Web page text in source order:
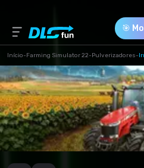
🎯
Início-Farming Simulator 22-Pulverizadores-
Versão do Jogo *
1
Download (8.17 Mb)